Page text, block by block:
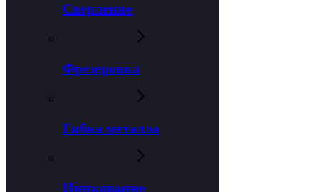
Сверление
Фрезеровка
Гибка металла
Цинкование